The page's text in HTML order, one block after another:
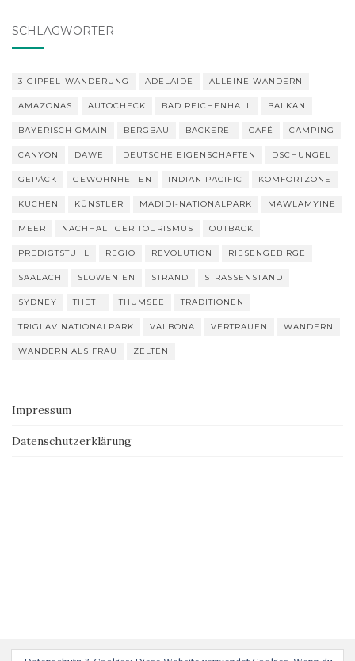
SCHLAGWÖRTER
3-GIPFEL-WANDERUNG ADELAIDE ALLEINE WANDERN
AMAZONAS AUTOCHECK BAD REICHENHALL BALKAN
BAYERISCH GMAIN BERGBAU BÄCKEREI CAFÉ CAMPING
CANYON DAWEI DEUTSCHE EIGENSCHAFTEN DSCHUNGEL
GEPÄCK GEWOHNHEITEN INDIAN PACIFIC KOMFORTZONE
KUCHEN KÜNSTLER MADIDI-NATIONALPARK MAWLAMYINE
MEER NACHHALTIGER TOURISMUS OUTBACK
PREDIGTSTUHL REGIO REVOLUTION RIESENGEBIRGE
SAALACH SLOWENIEN STRAND STRASSENSTAND
SYDNEY THETH THUMSEE TRADITIONEN
TRIGLAV NATIONALPARK VALBONA VERTRAUEN WANDERN
WANDERN ALS FRAU ZELTEN
Impressum
Datenschutzerklärung